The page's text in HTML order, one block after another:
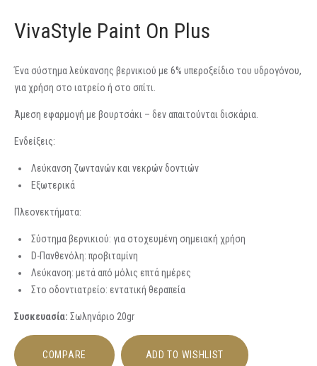
VivaStyle Paint On Plus
Ένα σύστημα λεύκανσης βερνικιού με 6% υπεροξείδιο του υδρογόνου,
για χρήση στο ιατρείο ή στο σπίτι.
Άμεση εφαρμογή με βουρτσάκι – δεν απαιτούνται δισκάρια.
Ενδείξεις:
Λεύκανση ζωντανών και νεκρών δοντιών
Εξωτερικά
Πλεονεκτήματα:
Σύστημα βερνικιού: για στοχευμένη σημειακή χρήση
D-Πανθενόλη: προβιταμίνη
Λεύκανση: μετά από μόλις επτά ημέρες
Στο οδοντιατρείο: εντατική θεραπεία
Συσκευασία: Σωληνάριο 20gr
COMPARE ADD TO WISHLIST